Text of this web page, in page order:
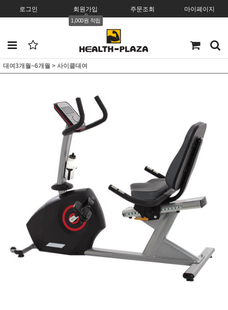
로그인 회원가입
1,000원 적립
주문조회 마이페이지
대여3개월~6개월 > 사이클대여